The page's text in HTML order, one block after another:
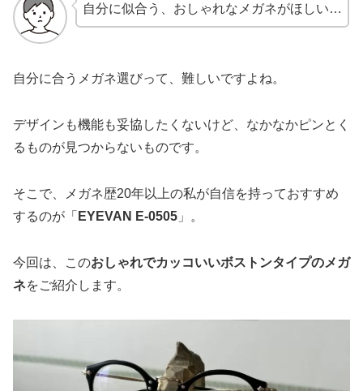
自分に似合う、おしゃれなメガネがほしい…
自分に合うメガネ選びって、難しいですよね。
デザインも機能も妥協したくないけど、なかなかピンとく
るものが見つからないものです。
そこで、メガネ歴20年以上の私が自信を持っておすすめ
するのが「 EYEVAN E-0505 」。
今回は、このおしゃれでカッコいいボストンタイプのメガ
ネをご紹介します。